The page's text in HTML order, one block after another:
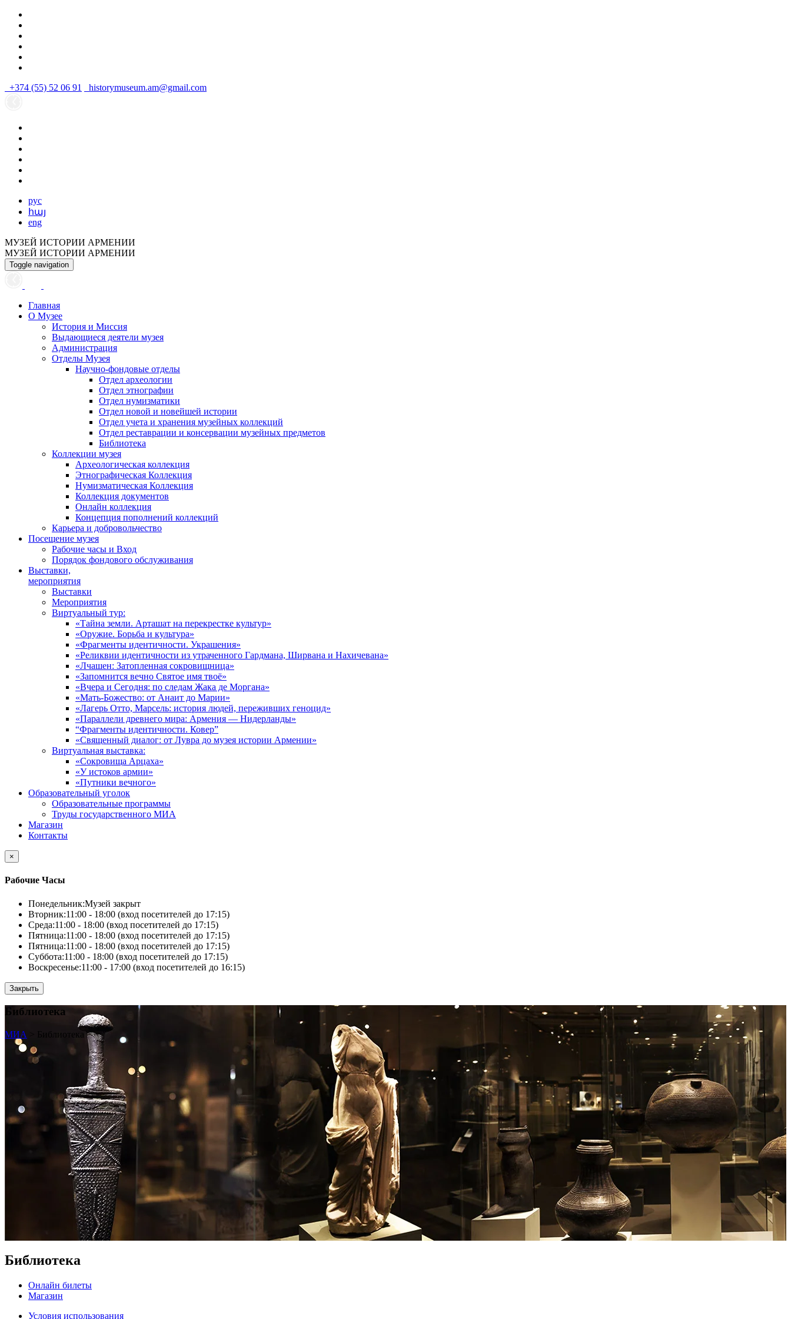
+374 (55) 52 06 91 historymuseum.am@gmail.com
рус
հայ
eng
МУЗЕЙ ИСТОРИИ АРМЕНИИ
МУЗЕЙ ИСТОРИИ АРМЕНИИ
Toggle navigation
Главная
О Музее
История и Миссия
Выдающиеся деятели музея
Администрация
Отделы Музея
Научно-фондовые отделы
Отдел археологии
Отдел этнографии
Отдел нумизматики
Отдел новой и новейшей истории
Отдел учета и хранения музейных коллекций
Отдел реставрации и консервации музейных предметов
Библиотека
Коллекции музея
Археологическая коллекция
Этнографическая Коллекция
Нумизматическая Коллекция
Коллекция документов
Онлайн коллекция
Концепция пополнений коллекций
Карьера и добровольчество
Посещение музея
Рабочие часы и Вход
Порядок фондового обслуживания
Выставки,
мероприятия
Выставки
Мероприятия
Виртуальный тур:
«Тайна земли. Арташат на перекрестке культур»
«Оружие. Борьба и культура»
«Фрагменты идентичности. Украшения»
«Реликвии идентичности из утраченного Гардмана, Ширвана и Нахичевана»
«Лчашен: Затопленная сокровищница»
«Запомнится вечно Святое имя твоё»
«Вчера и Сегодня: по следам Жака де Моргана»
«Мать-Божество: от Анаит до Марии»
«Лагерь Отто, Марсель: история людей, переживших геноцид»
«Параллели древнего мира: Армения — Нидерланды»
“Фрагменты идентичности. Ковер”
«Священный диалог: от Лувра до музея истории Армении»
Виртуальная выставка:
«Сокровища Арцаха»
«У истоков армии»
«Путники вечного»
Образовательный уголок
Образовательные программы
Труды государственного МИА
Магазин
Контакты
×
Рабочие Часы
Понедельник:Музей закрыт
Вторник:11:00 - 18:00 (вход посетителей до 17:15)
Среда:11:00 - 18:00 (вход посетителей до 17:15)
Пятница:11:00 - 18:00 (вход посетителей до 17:15)
Пятница:11:00 - 18:00 (вход посетителей до 17:15)
Суббота:11:00 - 18:00 (вход посетителей до 17:15)
Воскресенье:11:00 - 17:00 (вход посетителей до 16:15)
Закрыть
Библиотека
МИА Библиотека
Библиотека
Онлайн билеты
Магазин
Условия использования